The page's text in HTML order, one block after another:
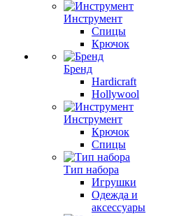
Инструмент
Спицы
Крючок
Бренд
Hardicraft
Hollywool
Инструмент
Крючок
Спицы
Тип набора
Игрушки
Одежда и
аксессуары